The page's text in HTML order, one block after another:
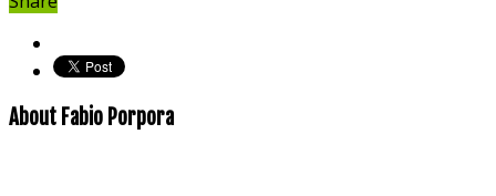
About Fabio Porpora